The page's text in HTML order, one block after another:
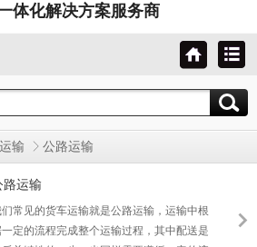
体化解决方案服务商
输 公路运输
路运输
常见的货车运输就是公路运输，运输中根
定的流程完成整个运输过程，其中配送是